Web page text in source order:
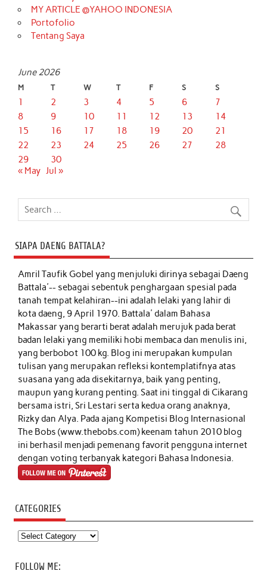
MY ARTICLE @YAHOO INDONESIA
Portofolio
Tentang Saya
June 2026
M T W T F S S
1 2 3 4 5 6
7
8
9 10 11 12 13
14
15
16 17 18 19 20
21
22
23 24 25 26 27
28
29
30
« May Jul »
SIAPA DAENG BATTALA?
Amril Taufik Gobelyang menjuluki dirinya sebagai Daeng
Battala'-- sebagai sebentuk penghargaan spesial pada
tanah tempat kelahiran--ini adalah lelaki yang lahir di
kota daeng, 9 April 1970. Battala' dalam Bahasa
Makassar yang berarti berat adalah merujuk pada berat
badan lelaki yang memiliki hobi membaca dan menulis ini,
yang berbobot 100 kg. Blog ini merupakan kumpulan
tulisan yang merupakan refleksi kontemplatifnya atas
suasana yang ada disekitarnya, baik yang penting,
maupun yang kurang penting. Saat ini tinggal di Cikarang
bersama istri, Sri Lestari serta kedua orang anaknya,
Rizky dan Alya. Pada ajang Kompetisi Blog Internasional
The Bobs (www.thebobs.com) keenam tahun 2010 blog
ini berhasil menjadi pemenang favorit pengguna internet
dengan voting terbanyak kategori Bahasa Indonesia.
CATEGORIES
Categories
FOLLOW ME: